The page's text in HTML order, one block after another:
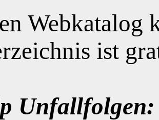
Webkatalog
ist
Unfallfolgen: